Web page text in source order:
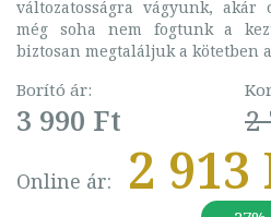
változatosságra vágyunk,
még soha nem fogtunk a
biztosan megtaláljuk a kötetben
Borító ár:
3 990 Ft 2
Online ár: 2 913